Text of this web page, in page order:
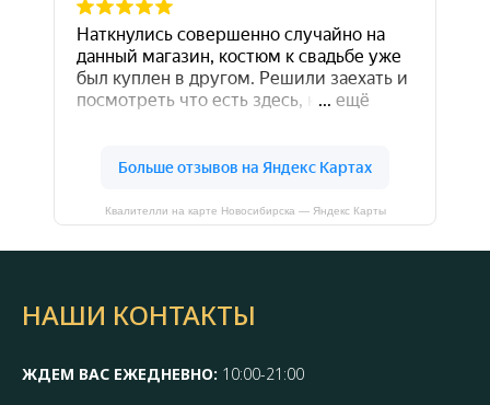
Квалителли на карте Новосибирска — Яндекс Карты
НАШИ КОНТАКТЫ
ЖДЕМ ВАС ЕЖЕДНЕВНО: 10:00-21:00